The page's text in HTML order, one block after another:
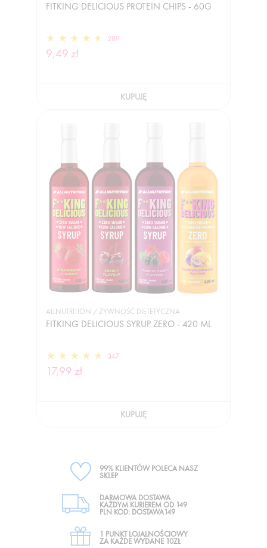
FITKING DELICIOUS PROTEIN CHIPS - 60G
289
9,49 zł
KUPUJĘ
ALLNUTRITION / ŻYWNOŚĆ DIETETYCZNA
FITKING DELICIOUS SYRUP ZERO - 420 ML
347
17,99 zł
KUPUJĘ
99% KLIENTÓW POLECA NASZ
SKLEP
DARMOWA DOSTAWA
KAŻDYM KURIEREM OD 149
PLN KOD: DOSTAWA149
1 PUNKT LOJALNOŚCIOWY
ZA KAŻDE WYDANE 10ZŁ